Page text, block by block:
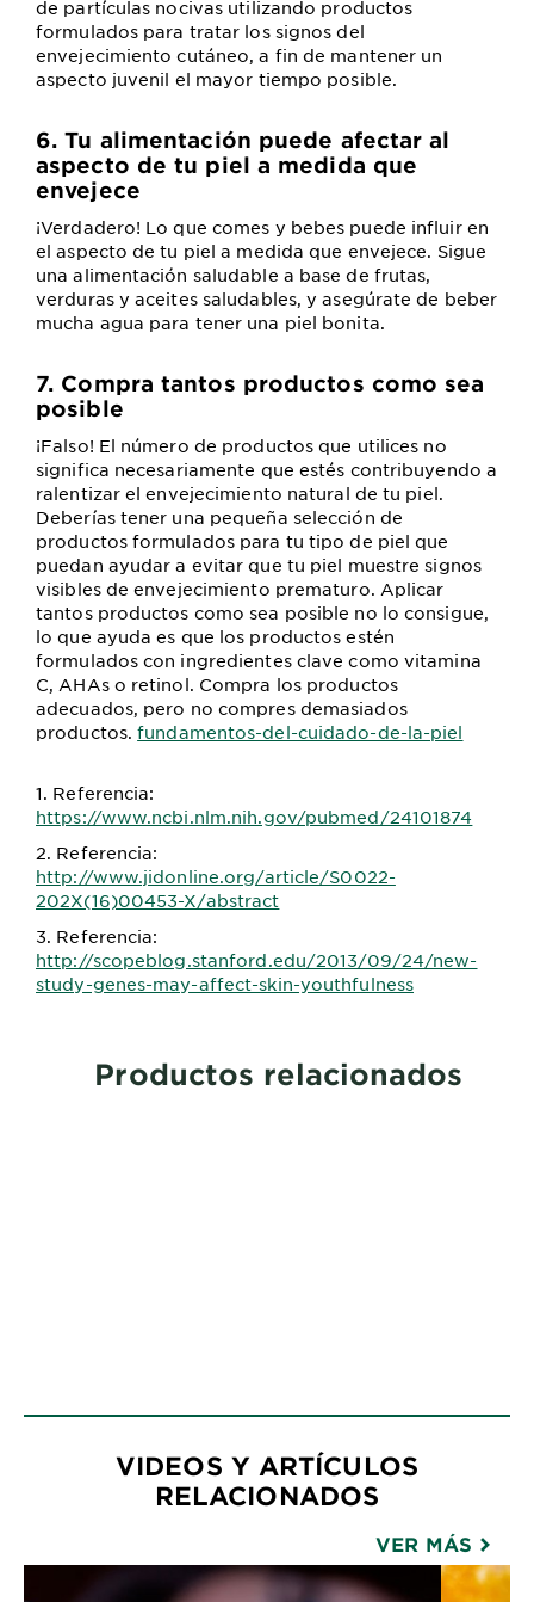
de partículas nocivas utilizando productos
formulados para tratar los signos del
envejecimiento cutáneo, a fin de mantener un
aspecto juvenil el mayor tiempo posible.
6. Tu alimentación puede afectar al
aspecto de tu piel a medida que
envejece
¡Verdadero! Lo que comes y bebes puede influir en
el aspecto de tu piel a medida que envejece. Sigue
una alimentación saludable a base de frutas,
verduras y aceites saludables, y asegúrate de beber
mucha agua para tener una piel bonita.
7. Compra tantos productos como sea
posible
¡Falso! El número de productos que utilices no
significa necesariamente que estés contribuyendo a
ralentizar el envejecimiento natural de tu piel.
Deberías tener una pequeña selección de
productos formulados para tu tipo de piel que
puedan ayudar a evitar que tu piel muestre signos
visibles de envejecimiento prematuro. Aplicar
tantos productos como sea posible no lo consigue,
lo que ayuda es que los productos estén
formulados con ingredientes clave como vitamina
C, AHAs o retinol. Compra los productos
adecuados, pero no compres demasiados
productos.fundamentos-del-cuidado-de-la-piel
1. Referencia:
https://www.ncbi.nlm.nih.gov/pubmed/24101874
2. Referencia:
http://www.jidonline.org/article/S0022-
202X(16)00453-X/abstract
3. Referencia:
http://scopeblog.stanford.edu/2013/09/24/new-
study-genes-may-affect-skin-youthfulness
Productos relacionados
VIDEOS Y ARTÍCULOS
RELACIONADOS
VER MÁS